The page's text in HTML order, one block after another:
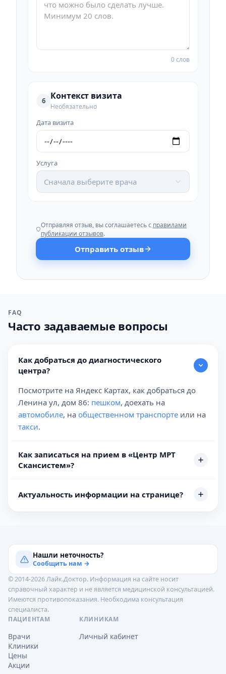
0 слов
6 Контекст визита
Необязательно
Дата визита
Услуга
Сначала выберите врача
Отправляя отзыв, вы соглашаетесь с правилами
публикации отзывов.
Отправить отзыв
FAQ
Часто задаваемые вопросы
Как добраться до диагностического
центра?
Посмотрите на Яндекс Картах, как добраться до
Ленина ул, дом 86: пешком, доехать на
автомобиле, на общественном транспорте или на
такси.
Как записаться на прием в «Центр МРТ
Скансистем»?
Актуальность информации на странице?
Нашли неточность?
Сообщить нам →
© 2014-2026 Лайк.Доктор. Информация на сайте носит
справочный характер и не является медицинской консультацией.
Имеются противопоказания. Необходима консультация
специалиста.
ПАЦИЕНТАМ
Врачи
Клиники
Цены
Акции
КЛИНИКАМ
Личный кабинет